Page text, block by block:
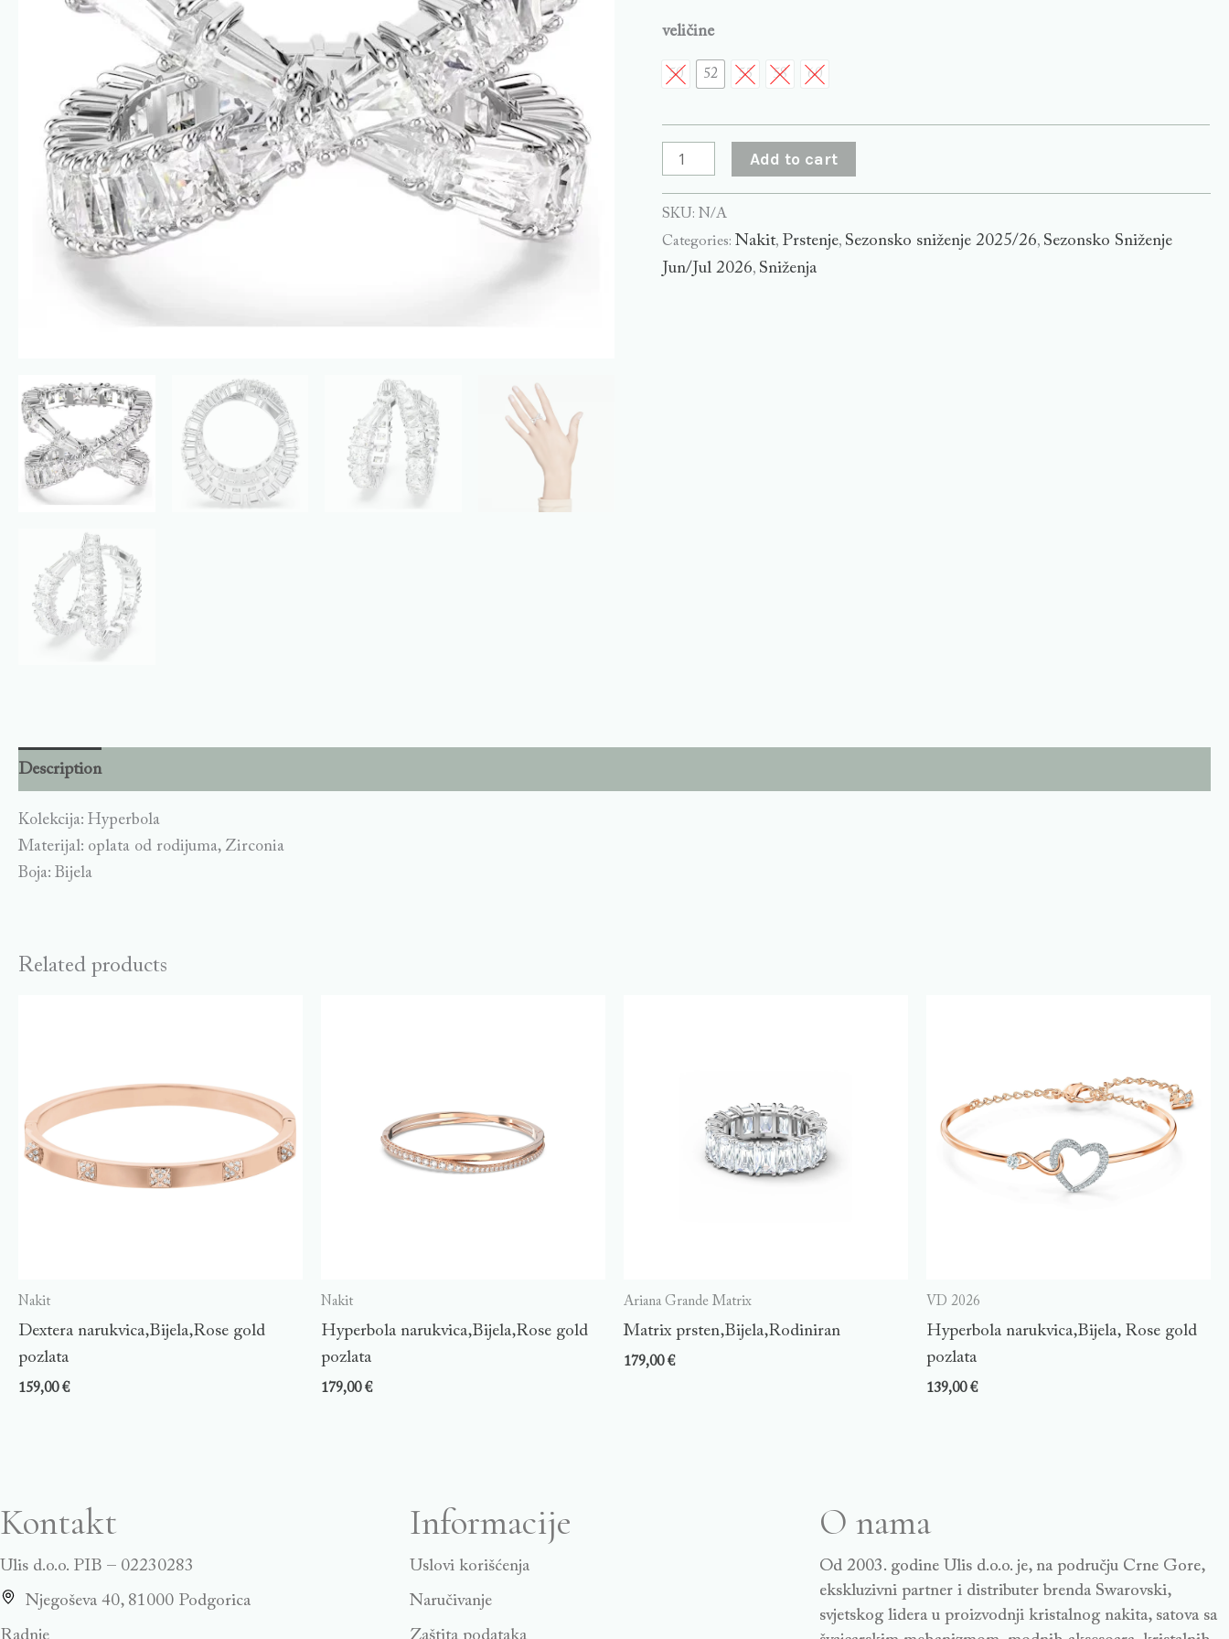
veličine
50 52 55 58 60
Add to cart
SKU:N/A
Categories:Nakit, Prstenje, Sezonsko sniženje 2025/26, Sezonsko Sniženje
Jun/Jul 2026, Sniženja
Description
Kolekcija: Hyperbola
Materijal: oplata od rodijuma, Zirconia
Boja: Bijela
Related products
Nakit
Dextera narukvica,Bijela,Rose gold
pozlata
159,00€
Nakit
Hyperbola narukvica,Bijela,Rose gold
pozlata
179,00€
Ariana Grande Matrix
Matrix prsten,Bijela,Rodiniran
179,00€
VD 2026
Hyperbola narukvica,Bijela, Rose gold
pozlata
139,00€
Kontakt
Ulis d.o.o. PIB – 02230283
Njegoševa 40, 81000 Podgorica
Informacije
Uslovi korišćenja
Naručivanje
O nama
Od 2003. godine Ulis d.o.o. je, na području Crne Gore,
ekskluzivni partner i distributer brenda Swarovski,
svjetskog lidera u proizvodnji kristalnog nakita, satova sa